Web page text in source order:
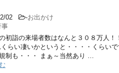
02 -お出かけ
事
初詣の来場者数はなんと３０８万人
らい凄いかというと・・・・くらい
制も・・・ まぁ～当然あり …